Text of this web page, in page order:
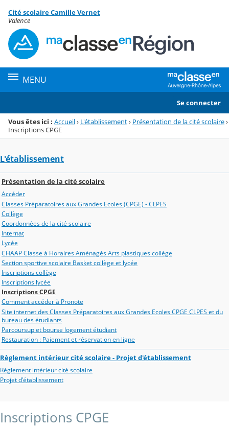
Menu de la rubrique
Contenu
Cité scolaire Camille Vernet
Valence
MENU
Se connecter
Vous êtes ici : Accueil› L'établissement› Présentation de la cité scolaire›
Inscriptions CPGE
L'établissement
Présentation de la cité scolaire
Accéder
Classes Préparatoires aux Grandes Ecoles (CPGE) - CLPES
Collège
Coordonnées de la cité scolaire
Internat
Lycée
CHAAP Classe à Horaires Aménagés Arts plastiques collège
Section sportive scolaire Basket collège et lycée
Inscriptions collège
Inscriptions lycée
Inscriptions CPGE
Comment accéder à Pronote
Site internet des Classes Préparatoires aux Grandes Ecoles CPGE CLPES et du
bureau des étudiants
Parcoursup et bourse logement étudiant
Restauration : Paiement et réservation en ligne
Règlement intérieur cité scolaire - Projet d'établissement
Règlement intérieur cité scolaire
Projet d'établissement
Inscriptions CPGE